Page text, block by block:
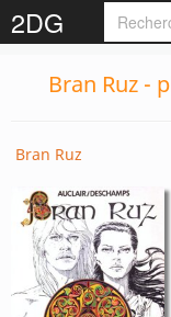
2DG
Bran Ruz -
Bran Ruz